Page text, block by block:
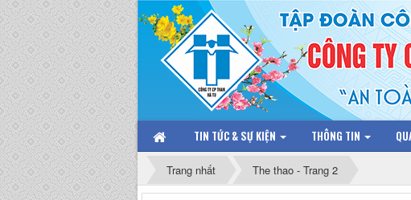
TIN TỨC & SỰ KIỆN THÔNG TIN
Trang nhất The thao - Trang 2